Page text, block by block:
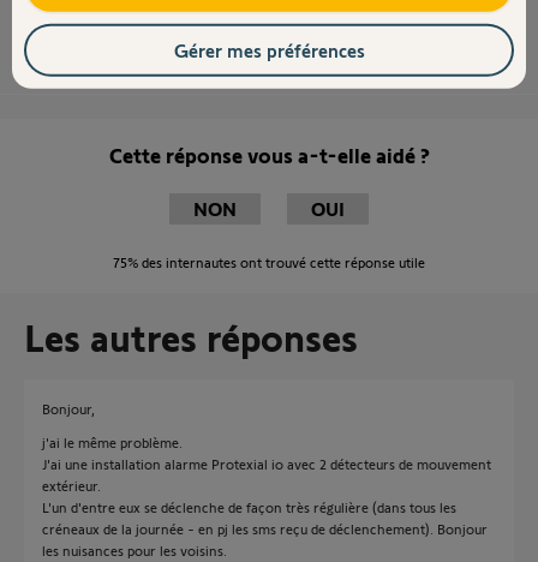
Anonyme il y a presque 8 ans
Cette réponse vous a-t-elle aidé ?
NON OUI
75% des internautes ont trouvé cette réponse utile
Les autres réponses
Bonjour,
j'ai le même problème.
J'ai une installation alarme Protexial io avec 2 détecteurs de mouvement
extérieur.
L'un d'entre eux se déclenche de façon très régulière (dans tous les
créneaux de la journée - en pj les sms reçu de déclenchement). Bonjour
les nuisances pour les voisins.
Gérer mes préférences